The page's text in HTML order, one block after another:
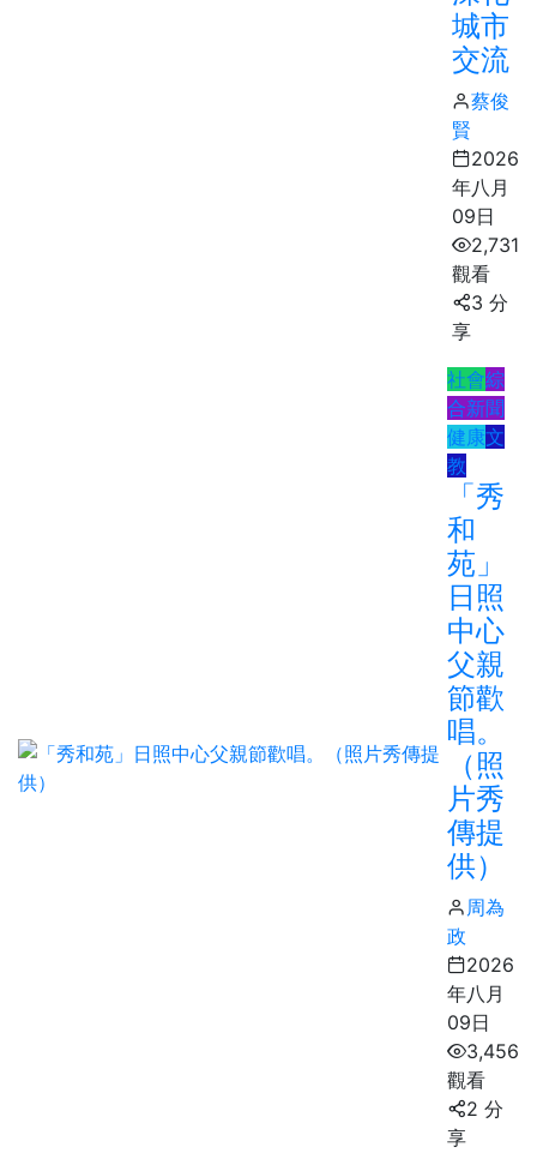
城市
交流
蔡俊
賢
2026
年八月
09日
2,731
觀看
3 分
享
社會綜
合新聞
健康文
教
「秀
和
苑」
日照
中心
父親
節歡
唱。
（照
片秀
傳提
供）
周為
政
2026
年八月
09日
3,456
觀看
2 分
享